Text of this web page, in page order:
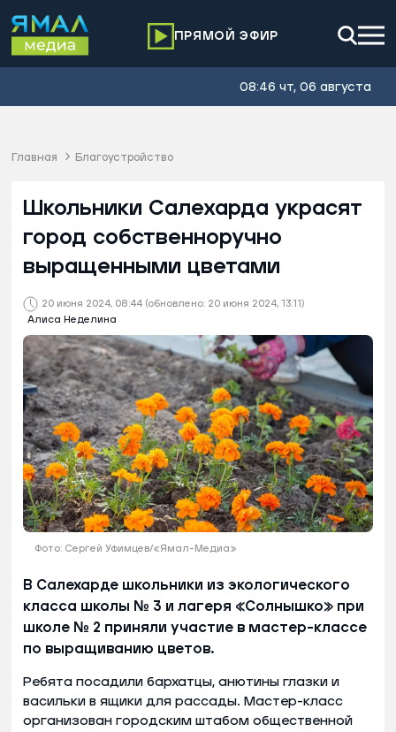
ПРЯМОЙ ЭФИР
08:46 чт, 06 августа
Главная Благоустройство
20 июня 2024, 08:44 (обновлено: 20 июня 2024, 13:11)
Алиса Неделина
Школьники Салехарда украсят
город собственноручно
выращенными цветами
Фото: Сергей Уфимцев/«Ямал-Медиа»
В Салехарде школьники из экологического
класса школы № 3 и лагеря «Солнышко» при
школе № 2 приняли участие в мастер-классе
по выращиванию цветов.
Ребята посадили бархатцы, анютины глазки и
васильки в ящики для рассады. Мастер-класс
организован городским штабом общественной